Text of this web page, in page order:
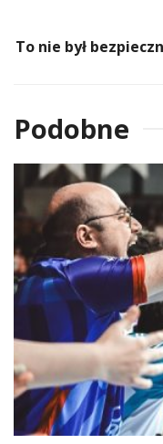
To nie był
Podobne